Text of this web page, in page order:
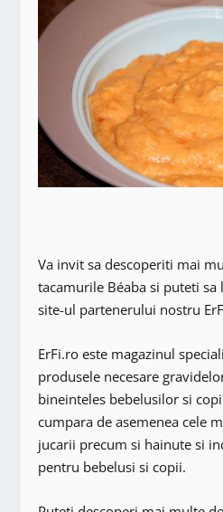
Va invit sa descoperiti mai
tacamurile Béaba si puteti
site-ul partenerului nostru
ErFi.ro este magazinul
produsele necesare
bineinteles bebelusilor si
cumpara de asemenea cele
jucarii precum si hainute si
pentru bebelusi si copii.